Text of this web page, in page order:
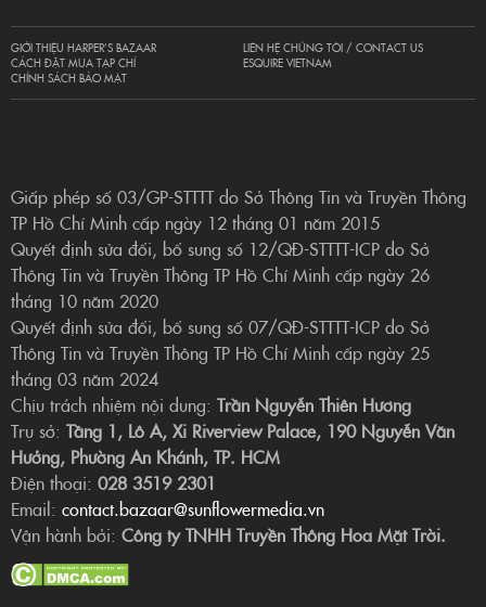
GIỚI THIỆU HARPER’S BAZAAR
CÁCH ĐẶT MUA TẠP CHÍ
CHÍNH SÁCH BẢO MẬT
LIÊN HỆ CHÚNG TÔI / CONTACT US
ESQUIRE VIETNAM
Giấp phép số 03/GP-STTTT do Sở Thông Tin và Truyền Thông
TP Hồ Chí Minh cấp ngày 12 tháng 01 năm 2015
Quyết định sửa đổi, bổ sung số 12/QĐ-STTTT-ICP do Sở
Thông Tin và Truyền Thông TP Hồ Chí Minh cấp ngày 26
tháng 10 năm 2020
Quyết định sửa đổi, bổ sung số 07/QĐ-STTTT-ICP do Sở
Thông Tin và Truyền Thông TP Hồ Chí Minh cấp ngày 25
tháng 03 năm 2024
Chịu trách nhiệm nội dung: Trần Nguyễn Thiên Hương
Trụ sở: Tầng 1, Lô A, Xi Riverview Palace, 190 Nguyễn Văn
Hưởng, Phường An Khánh, TP. HCM
Điện thoại: 028 3519 2301
Email: contact.bazaar@sunflowermedia.vn
Vận hành bởi: Công ty TNHH Truyền Thông Hoa Mặt Trời.